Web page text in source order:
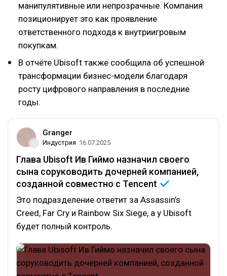
манипулятивные или непрозрачные. Компания
позиционирует это как проявление
ответственного подхода к внутриигровым
покупкам.
В отчёте Ubisoft также сообщила об успешной
трансформации бизнес-модели благодаря
росту цифрового направления в последние
годы.
Granger
Индустрия 16.07.2025
Глава Ubisoft Ив Гиймо назначил своего
сына соруководить дочерней компанией,
созданной совместно с Tencent
Это подразделение ответит за Assassin’s
Creed, Far Cry и Rainbow Six Siege, а у Ubisoft
будет полный контроль.